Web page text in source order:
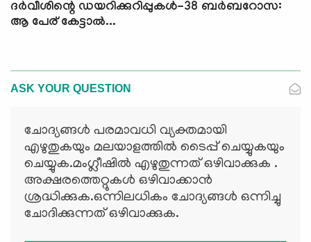
ദർവീശിന്റെ ഡയറിക്കുറിപ്പുകൾ-38 ബർബറോസ:
ആ പേര് കേട്ടാല്‍...
ASK YOUR QUESTION
ചോദ്യങ്ങള്‍ പരമാവധി വ്യക്തമായി
എഴുതുകയും മലയാളത്തില്‍ ടൈപ്പ് ചെയ്യുകയും
ചെയ്യുക.മംഗ്ലീഷില്‍ എഴുതുന്നത് ഒഴിവാക്കുക .
അക്ഷരത്തെറ്റുകള്‍ ഒഴിവാക്കാന്‍
ശ്രദ്ധിക്കുക.ഒന്നിലധികം ചോദ്യങ്ങള്‍ ഒന്നിച്ചു
ചോദിക്കുന്നത് ഒഴിവാക്കുക.